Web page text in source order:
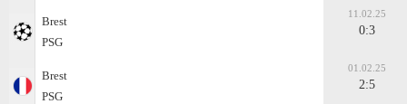
Brest
PSG
11.02.25
0:3
Brest
PSG
01.02.25
2:5